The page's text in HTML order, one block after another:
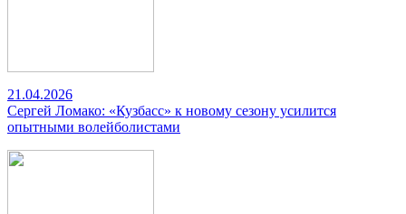
21.04.2026
Сергей Ломако: «Кузбасс» к новому сезону усилится
опытными волейболистами